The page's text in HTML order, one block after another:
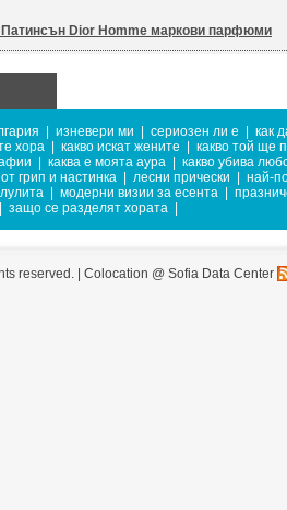
Патинсън Dior Homme маркови парфюми
изневери ми сериозен ли е
как
хора
какво искат жените
какво той ще
каква е моята аура
какво убива
грип и настинка
лесни прически
най-
модерни визии за есента
защо се разделят хората
reserved. | Colocation @ Sofia Data Center